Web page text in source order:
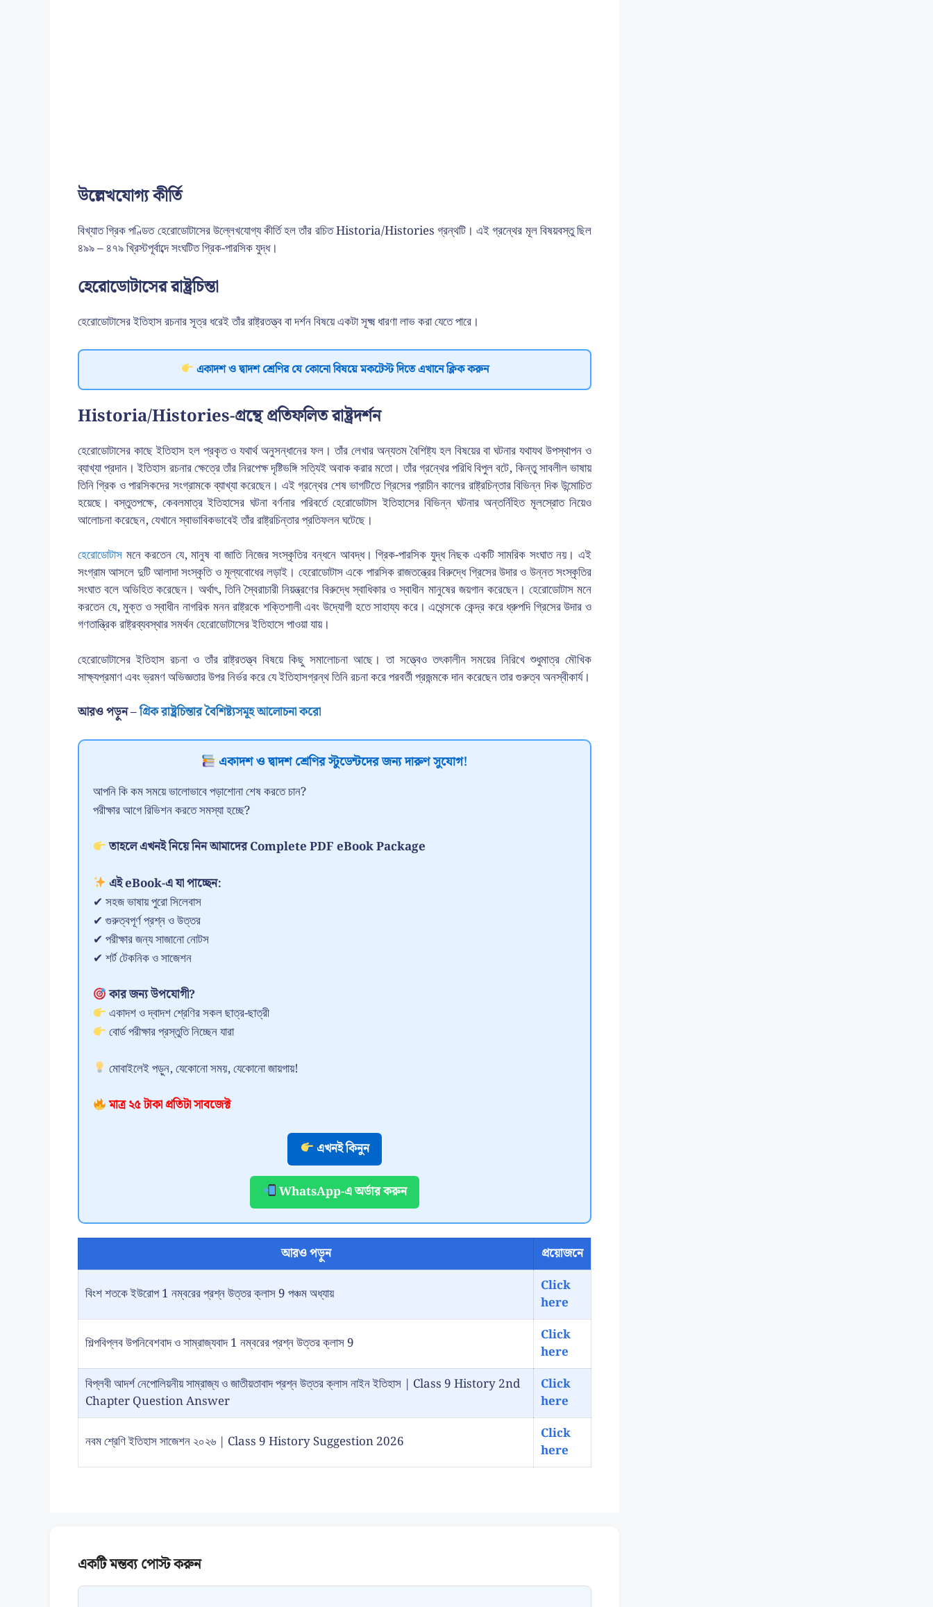
উল্লেখযোগ্য কীর্তি
বিখ্যাত গ্রিক পণ্ডিত হেরোডোটাসের উল্লেখযোগ্য কীর্তি হল তাঁর রচিত Historia/Histories গ্রন্থটি। এই গ্রন্থের মূল বিষয়বস্তু ছিল
৪৯৯ – ৪৭৯ খ্রিস্টপূর্বাব্দে সংঘটিত গ্রিক-পারসিক যুদ্ধ।
হেরোডোটাসের রাষ্ট্রচিন্তা
হেরোডোটাসের ইতিহাস রচনার সূত্র ধরেই তাঁর রাষ্ট্রতত্ত্ব বা দর্শন বিষয়ে একটা সূক্ষ্ম ধারণা লাভ করা যেতে পারে।
একাদশ ও দ্বাদশ শ্রেণির যে কোনো বিষয়ে মকটেস্ট দিতে এখানে ক্লিক করুন
Historia/Histories-গ্রন্থে প্রতিফলিত রাষ্ট্রদর্শন
হেরোডোটাসের কাছে ইতিহাস হল প্রকৃত ও যথার্থ অনুসন্ধানের ফল। তাঁর লেখার অন্যতম বৈশিষ্ট্য হল বিষয়ের বা ঘটনার যথাযথ উপস্থাপন ও
ব্যাখ্যা প্রদান। ইতিহাস রচনার ক্ষেত্রে তাঁর নিরপেক্ষ দৃষ্টিভঙ্গি সত্যিই অবাক করার মতো। তাঁর গ্রন্থের পরিধি বিপুল বটে, কিন্তু সাবলীল ভাষায়
তিনি গ্রিক ও পারসিকদের সংগ্রামকে ব্যাখ্যা করেছেন। এই গ্রন্থের শেষ ভাগটিতে গ্রিসের প্রাচীন কালের রাষ্ট্রচিন্তার বিভিন্ন দিক উন্মোচিত
হয়েছে। বস্তুতপক্ষে, কেবলমাত্র ইতিহাসের ঘটনা বর্ণনার পরিবর্তে হেরোডোটাস ইতিহাসের বিভিন্ন ঘটনার অন্তর্নিহিত মূলস্রোত নিয়েও
আলোচনা করেছেন, যেখানে স্বাভাবিকভাবেই তাঁর রাষ্ট্রচিন্তার প্রতিফলন ঘটেছে।
হেরোডোটাস মনে করতেন যে, মানুষ বা জাতি নিজের সংস্কৃতির বন্ধনে আবদ্ধ। গ্রিক-পারসিক যুদ্ধ নিছক একটি সামরিক সংঘাত নয়। এই
সংগ্রাম আসলে দুটি আলাদা সংস্কৃতি ও মূল্যবোধের লড়াই। হেরোডোটাস একে পারসিক রাজতন্ত্রের বিরুদ্ধে গ্রিসের উদার ও উন্নত সংস্কৃতির
সংঘাত বলে অভিহিত করেছেন। অর্থাৎ, তিনি স্বৈরাচারী নিয়ন্ত্রণের বিরুদ্ধে স্বাধিকার ও স্বাধীন মানুষের জয়গান করেছেন। হেরোডোটাস মনে
করতেন যে, মুক্ত ও স্বাধীন নাগরিক মনন রাষ্ট্রকে শক্তিশালী এবং উদ্যোগী হতে সাহায্য করে। এথেন্সকে কেন্দ্র করে ধ্রুপদি গ্রিসের উদার ও
গণতান্ত্রিক রাষ্ট্রব্যবস্থার সমর্থন হেরোডোটাসের ইতিহাসে পাওয়া যায়।
হেরোডোটাসের ইতিহাস রচনা ও তাঁর রাষ্ট্রতত্ত্ব বিষয়ে কিছু সমালোচনা আছে। তা সত্ত্বেও তৎকালীন সময়ের নিরিখে শুধুমাত্র মৌখিক
সাক্ষ্যপ্রমাণ এবং ভ্রমণ অভিজ্ঞতার উপর নির্ভর করে যে ইতিহাসগ্রন্থ তিনি রচনা করে পরবর্তী প্রজন্মকে দান করেছেন তার গুরুত্ব অনস্বীকার্য।
আরও পড়ুন –গ্রিক রাষ্ট্রচিন্তার বৈশিষ্ট্যসমূহ আলোচনা করো
একাদশ ও দ্বাদশ শ্রেণির স্টুডেন্টদের জন্য দারুণ সুযোগ!
আপনি কি কম সময়ে ভালোভাবে পড়াশোনা শেষ করতে চান?
পরীক্ষার আগে রিভিশন করতে সমস্যা হচ্ছে?
তাহলে এখনই নিয়ে নিন আমাদের Complete PDF eBook Package
এই eBook-এ যা পাচ্ছেন:
✔ সহজ ভাষায় পুরো সিলেবাস
✔ গুরুত্বপূর্ণ প্রশ্ন ও উত্তর
✔ পরীক্ষার জন্য সাজানো নোটস
✔ শর্ট টেকনিক ও সাজেশন
কার জন্য উপযোগী?
একাদশ ও দ্বাদশ শ্রেণির সকল ছাত্র-ছাত্রী
বোর্ড পরীক্ষার প্রস্তুতি নিচ্ছেন যারা
মোবাইলেই পড়ুন, যেকোনো সময়, যেকোনো জায়গায়!
মাত্র ২৫ টাকা প্রতিটা সাবজেক্ট
এখনই কিনুন
WhatsApp-এ অর্ডার করুন
আরও পড়ুন প্রয়োজনে
বিংশ শতকে ইউরোপ 1 নম্বরের প্রশ্ন উত্তর ক্লাস 9 পঞ্চম অধ্যায়
Click
here
শিল্পবিপ্লব উপনিবেশবাদ ও সাম্রাজ্যবাদ 1 নম্বরের প্রশ্ন উত্তর ক্লাস 9
Click
here
বিপ্লবী আদর্শ নেপোলিয়নীয় সাম্রাজ্য ও জাতীয়তাবাদ প্রশ্ন উত্তর ক্লাস নাইন ইতিহাস | Class 9 History 2nd
Chapter Question Answer
Click
here
নবম শ্রেণি ইতিহাস সাজেশন ২০২৬ | Class 9 History Suggestion 2026
Click
here
Comment